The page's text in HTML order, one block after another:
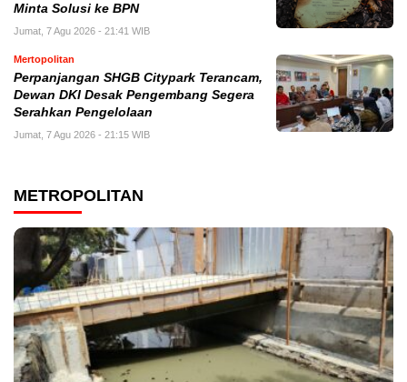
Minta Solusi ke BPN
Jumat, 7 Agu 2026 - 21:41 WIB
Mertopolitan
Perpanjangan SHGB Citypark Terancam,
Dewan DKI Desak Pengembang Segera
Serahkan Pengelolaan
Jumat, 7 Agu 2026 - 21:15 WIB
METROPOLITAN